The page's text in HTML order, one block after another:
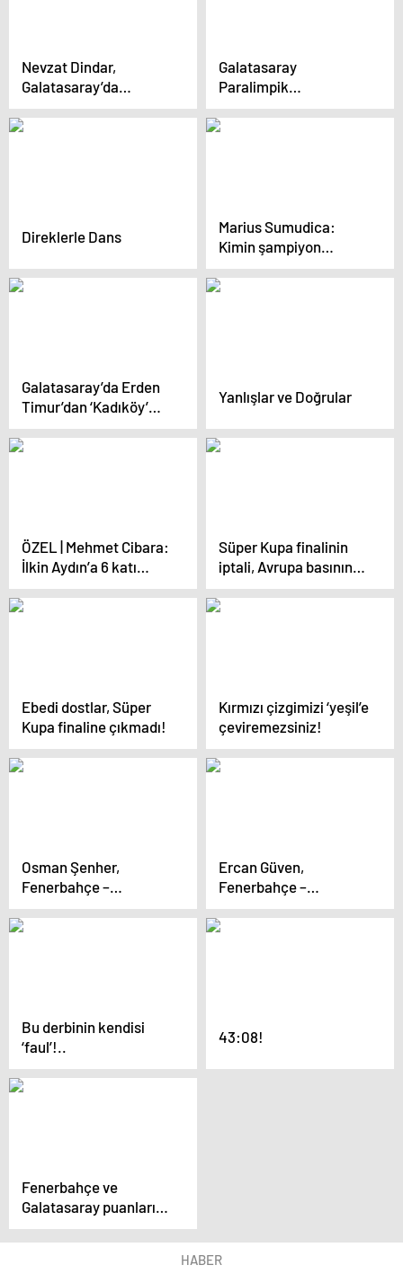
Nevzat Dindar,
Galatasaray’da
sakatlanan Nelsson ve
Kerem’in son
Galatasaray
Paralimpik
Akademi’nin basın
lansmanı yapıldı
Direklerle Dans
Marius Sumudica:
Kimin şampiyon
olacağı umrumda değil
Galatasaray’da Erden
Timur’dan ‘Kadıköy’
hamlesi! Nevzat
Dindar 2 transferi
Yanlışlar ve Doğrular
ÖZEL | Mehmet Cibara:
İlkin Aydın’a 6 katı
teklif yapıldı | Carutasu
bize gelmek istiyor |
Süper Kupa finalinin
iptali, Avrupa basınında
geniş yankı buldu: Çöl
derbisinde tartışma
Ebedi dostlar, Süper
Kupa finaline çıkmadı!
Kırmızı çizgimizi ‘yeşil’e
çeviremezsiniz!
Osman Şenher,
Fenerbahçe –
Galatasaray derbisi
sonrası sert çıktı!
Ercan Güven,
Fenerbahçe –
Galatasaray derbisi
sonrası Dusan Tadic’e
Bu derbinin kendisi
‘faul’!..
43:08!
Fenerbahçe ve
Galatasaray puanları
paylaştı! Sessiz
derbide denge
HABER